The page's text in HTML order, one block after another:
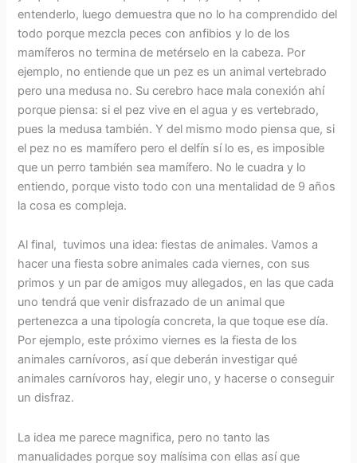
entenderlo, luego demuestra que no lo ha comprendido del
todo porque mezcla peces con anfibios y lo de los
mamíferos no termina de metérselo en la cabeza. Por
ejemplo, no entiende que un pez es un animal vertebrado
pero una medusa no. Su cerebro hace mala conexión ahí
porque piensa: si el pez vive en el agua y es vertebrado,
pues la medusa también. Y del mismo modo piensa que, si
el pez no es mamífero pero el delfín sí lo es, es imposible
que un perro también sea mamífero. No le cuadra y lo
entiendo, porque visto todo con una mentalidad de 9 años
la cosa es compleja.
Al final, tuvimos una idea: fiestas de animales. Vamos a
hacer una fiesta sobre animales cada viernes, con sus
primos y un par de amigos muy allegados, en las que cada
uno tendrá que venir disfrazado de un animal que
pertenezca a una tipología concreta, la que toque ese día.
Por ejemplo, este próximo viernes es la fiesta de los
animales carnívoros, así que deberán investigar qué
animales carnívoros hay, elegir uno, y hacerse o conseguir
un disfraz.
La idea me parece magnifica, pero no tanto las
manualidades porque soy malísima con ellas así que